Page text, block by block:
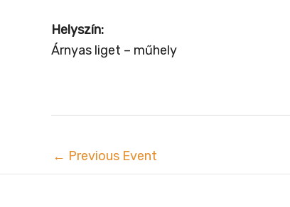
Helyszín:
Árnyas liget – műhely
← Previous Event